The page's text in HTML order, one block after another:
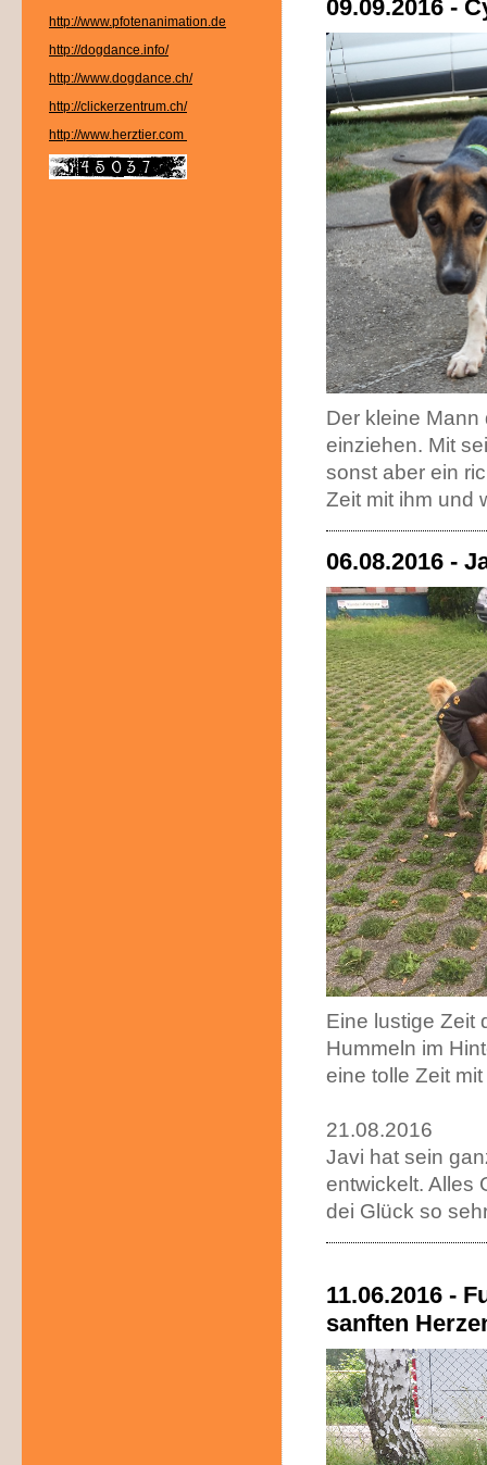
09.09.2016 -
Der kleine
einziehen. Mit
sonst aber ein
Zeit mit ihm und
06.08.2016 -
Eine lustige Zeit
Hummeln im
eine tolle Zeit
21.08.2016
Javi hat sein
entwickelt. Alles
dei Glück so
11.06.2016 -
sanften
http://www.pfotenanimation.de
http://dogdance.info/
http://www.dogdance.ch/
http://clickerzentrum.ch/
http://www.herztier.com